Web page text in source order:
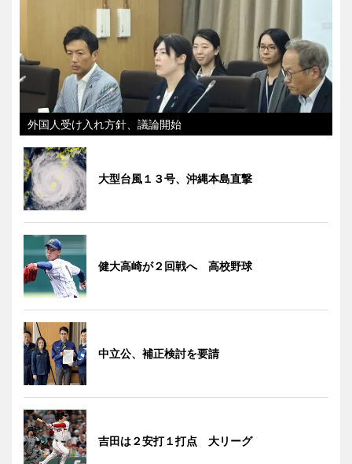
外国人受け入れ方針、議論開始
大型台風１３号、沖縄本島直撃
健大高崎が２回戦へ 高校野球
中立公、補正検討を要請
吉田は２安打１打点 大リーグ